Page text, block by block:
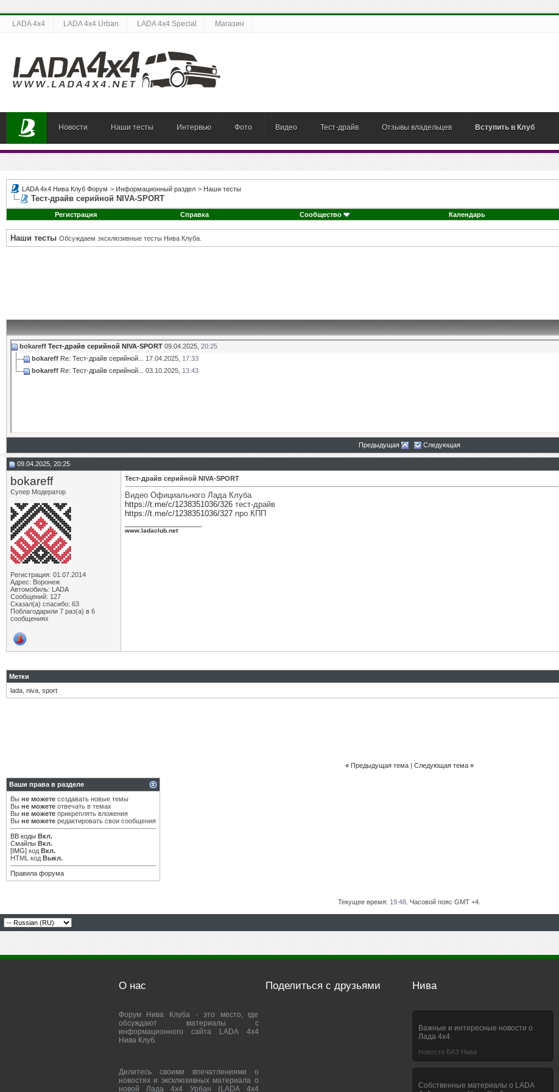
LADA 4x4 LADA 4x4 Urban LADA 4x4 Special Магазин
Новости Наши тесты Интервью Фото Видео Тест-драйв Отзывы владельцев Вступить в Клуб
LADA 4x4 Нива Клуб Форум > Информационный раздел > Наши тесты
Тест-драйв серийной NIVA-SPORT
Регистрация
Справка Сообщество Календарь
Наши тесты Обсуждаем эксклюзивные тесты Нива Клуба.
bokareff Тест-драйв серийной NIVA-SPORT 09.04.2025, 20:25
bokareff Re: Тест-драйв серийной... 17.04.2025, 17:33
bokareff Re: Тест-драйв серийной... 03.10.2025, 13:43
Предыдущая Следующая
09.04.2025, 20:25
bokareff
Супер Модератор
Регистрация: 01.07.2014
Адрес: Воронеж
Автомобиль: LADA
Сообщений: 127
Сказал(а) спасибо: 63
Поблагодарили 7 раз(а) в 6
сообщениях
Тест-драйв серийной NIVA-SPORT
Видео Официального Лада Клуба
https://t.me/c/1238351036/326 тест-драйв
https://t.me/c/1238351036/327 про КПП
www.ladaclub.net
Метки
lada niva sport
« Предыдущая тема| Следующая тема »
Ваши права в разделе
Вы не можете создавать новые темы
Вы не можете отвечать в темах
Вы не можете прикреплять вложения
Вы не можете редактировать свои сообщения
BB коды Вкл.
Смайлы Вкл.
[IMG] код Вкл.
HTML код Выкл.
Правила форума
Текущее время: 19:48 . Часовой пояс GMT +4.
О нас
Форум Нива Клуба - это место, где
обсуждают материалы с
информационного сайта LADA 4x4
Нива Клуб.
Делитесь своими впечатлениями о
новостях и эксклюзивных материала о
новой Лада 4х4 Урбан (LADA 4x4
Поделиться с друзьями Нива
Важные и интересные новости о
Лада 4х4.
Новости ВАЗ Нива
Собственные материалы о LADA